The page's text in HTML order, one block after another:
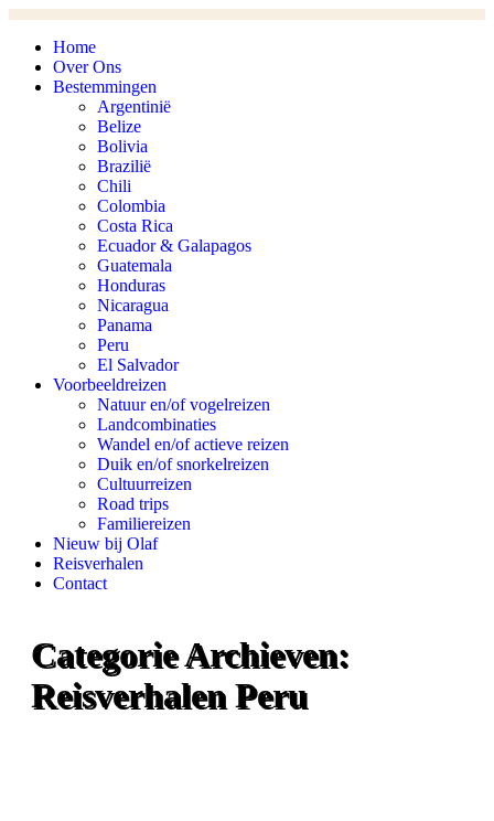
Spring
content
Home
Over Ons
Bestemmingen
Argentinië
Belize
Bolivia
Brazilië
Chili
Colombia
Costa Rica
Ecuador & Galapagos
Guatemala
Honduras
Nicaragua
Panama
Peru
El Salvador
Voorbeeldreizen
Natuur en/of vogelreizen
Landcombinaties
Wandel en/of actieve reizen
Duik en/of snorkelreizen
Cultuurreizen
Road trips
Familiereizen
Nieuw bij Olaf
Reisverhalen
Contact
Categorie Archieven:
Reisverhalen Peru